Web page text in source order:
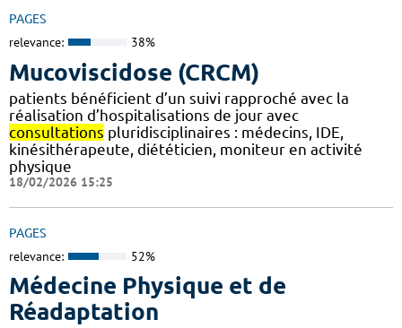
PAGES
relevance: 38%
Mucoviscidose (CRCM)
patients bénéficient d’un suivi rapproché avec la
réalisation d’hospitalisations de jour avec
consultations pluridisciplinaires : médecins, IDE,
kinésithérapeute, diététicien, moniteur en activité
physique
18/02/2026 15:25
PAGES
relevance: 52%
Médecine Physique et de
Réadaptation